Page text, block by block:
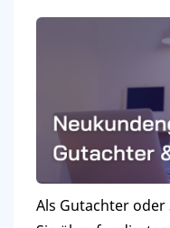
Als Gutachter